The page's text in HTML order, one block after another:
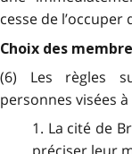
cesse de
Choix des
(6) Les règles
personnes visées
1. La cité de